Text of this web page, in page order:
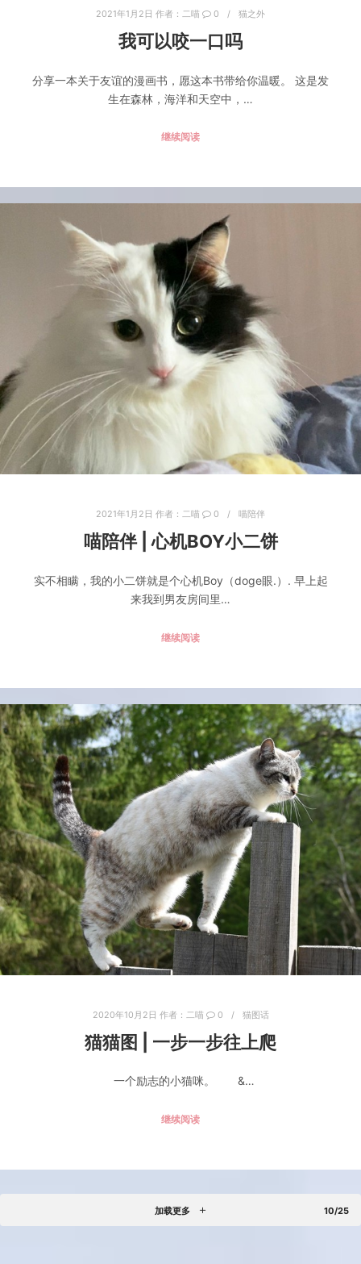
2021年1月2日 作者： 二喵 0 猫之外
我可以咬一口吗
分享一本关于友谊的漫画书，愿这本书带给你温暖。 这是发
生在森林，海洋和天空中，…
继续阅读
2021年1月2日 作者： 二喵 0 喵陪伴
喵陪伴 | 心机BOY小二饼
实不相瞒，我的小二饼就是个心机Boy（doge眼.）. 早上起
来我到男友房间里…
继续阅读
2020年10月2日 作者： 二喵 0 猫图话
猫猫图 | 一步一步往上爬
一个励志的小猫咪。 &…
继续阅读
加载更多 10/25